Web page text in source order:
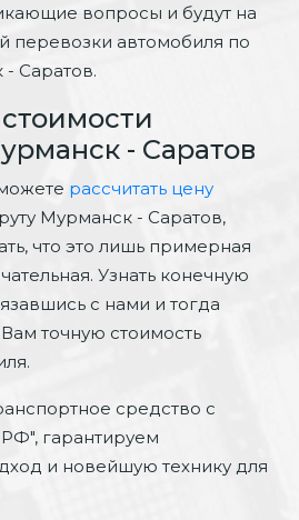
вопросы и будут на
перевозки автомобиля по
Саратов.
- Саратов
рассчитать цену
Мурманск - Саратов,
что это лишь примерная
Узнать конечную
с нами и тогда
точную стоимость
средство с
гарантируем
и новейшую технику для